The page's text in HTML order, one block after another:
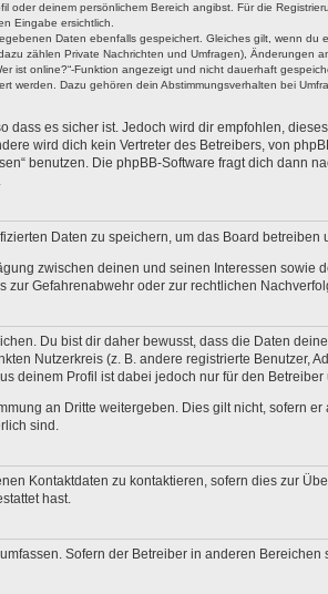
deinem persönlichem Bereich angibst. Für die
Eingabe ersichtlich.
Daten ebenfalls gespeichert. Gleiches gilt, wenn
zählen Private Nachrichten und Umfragen), Änderungen
ist online?“-Funktion angezeigt und nicht dauerhaft
werden. Dazu gehören dein Abstimmungsverhalten bei
es sicher ist. Jedoch wird dir empfohlen,
wird dich kein Vertreter des Betreibers, von
benutzen. Die phpBB-Software fragt dich
Daten zu speichern, um das Board betreiben
zwischen deinen und seinen Interessen
Gefahrenabwehr oder zur rechtlichen
Du bist dir daher bewusst, dass die Daten
Nutzerkreis (z. B. andere registrierte Benutzer,
deinem Profil ist dabei jedoch nur für den
an Dritte weitergeben. Dies gilt nicht, sofern
sind.
Kontaktdaten zu kontaktieren, sofern dies zur
hast.
Sofern der Betreiber in anderen